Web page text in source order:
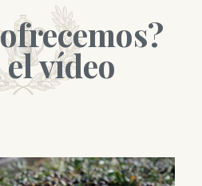
vídeo